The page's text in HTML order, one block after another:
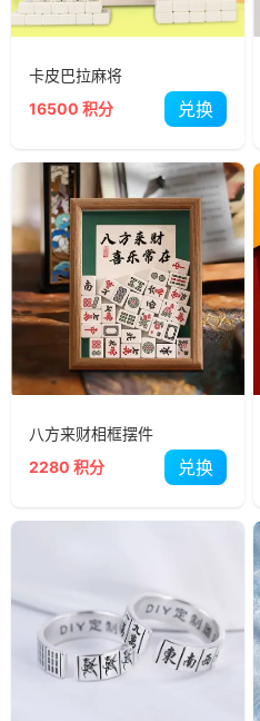
卡皮巴拉麻将
16500 积分
兑换
八方来财相框摆件
2280 积分
兑换